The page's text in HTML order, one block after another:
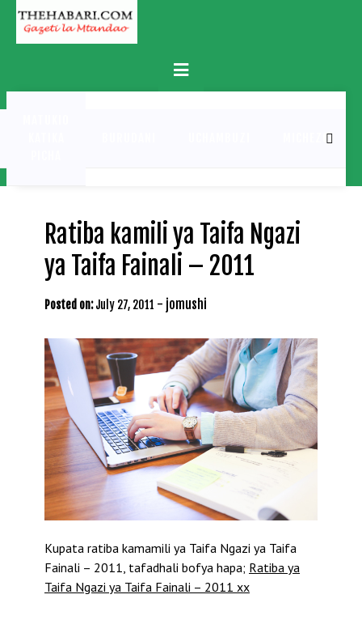
Skip
content
Primary
Menu
MICHEZO
Ratiba kamili ya Taifa Ngazi
ya Taifa Fainali – 2011
Posted on: July 27, 2011 - jomushi
Kupata ratiba kamamili ya Taifa Ngazi ya Taifa
Fainali – 2011, tafadhali bofya hapa; Ratiba ya
Taifa Ngazi ya Taifa Fainali – 2011 xx